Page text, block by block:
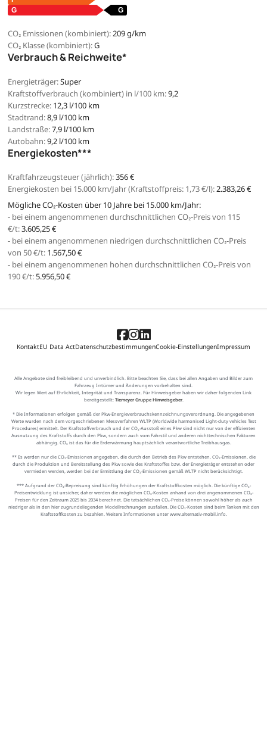
CO₂ Emissionen (kombiniert):209 g/km
CO₂ Klasse (kombiniert):G
Verbrauch & Reichweite*
Energieträger:Super
Kraftstoffverbrauch (kombiniert) in l/100 km:9,2
Kurzstrecke: 12,3 l/100 km
Stadtrand:8,9 l/100 km
Landstraße:7,9 l/100 km
Autobahn:9,2 l/100 km
Energiekosten***
Kraftfahrzeugsteuer (jährlich):356 €
Energiekosten bei 15.000 km/Jahr (Kraftstoffpreis: 1,73€/l):2.383,26 €
Mögliche CO₂-Kosten über 10 Jahre bei 15.000 km/Jahr:
- bei einem angenommenen durchschnittlichen CO₂-Preis von 115
€/t:3.605,25 €
- bei einem angenommenen niedrigen durchschnittlichen CO₂-Preis
von 50 €/t: 1.567,50 €
- bei einem angenommenen hohen durchschnittlichen CO₂-Preis von
190 €/t:5.956,50 €
KontaktEU Data ActDatenschutzbestimmungenCookie-EinstellungenImpressum
Alle Angebote sind freibleibend und unverbindlich. Bitte beachten Sie, dass bei allen Angaben und Bilder zum
Fahrzeug Irrtümer und Änderungen vorbehalten sind.
Wir legen Wert auf Ehrlichkeit, Integrität und Transparenz. Für Hinweisgeber haben wir daher folgenden Link
bereitgestellt: Tiemeyer Gruppe Hinweisgeber.
* Die Informationen erfolgen gemäß der Pkw-Energieverbrauchskennzeichnungsverordnung. Die angegebenen
Werte wurden nach dem vorgeschriebenen Messverfahren WLTP (Worldwide harmonised Light-duty vehicles Test
Procedures) ermittelt. Der Kraftstoffverbrauch und der CO₂-Ausstoß eines Pkw sind nicht nur von der effizienten
Ausnutzung des Kraftstoffs durch den Pkw, sondern auch vom Fahrstil und anderen nichttechnischen Faktoren
abhängig. CO₂ ist das für die Erderwärmung hauptsächlich verantwortliche Treibhausgas.
** Es werden nur die CO₂-Emissionen angegeben, die durch den Betrieb des Pkw entstehen. CO₂-Emissionen, die
durch die Produktion und Bereitstellung des Pkw sowie des Kraftstoffes bzw. der Energieträger entstehen oder
vermieden werden, werden bei der Ermittlung der CO₂-Emissionen gemäß WLTP nicht berücksichtigt.
*** Aufgrund der CO₂-Bepreisung sind künftig Erhöhungen der Kraftstoffkosten möglich. Die künftige CO₂-
Preisentwicklung ist unsicher, daher werden die möglichen CO₂-Kosten anhand von drei angenommenen CO₂-
Preisen für den Zeitraum 2025 bis 2034 berechnet. Die tatsächlichen CO₂-Preise können sowohl höher als auch
niedriger als in den hier zugrundeliegenden Modellrechnungen ausfallen. Die CO₂-Kosten sind beim Tanken mit den
Kraftstoffkosten zu bezahlen. Weitere Informationen unter www.alternativ-mobil.info.